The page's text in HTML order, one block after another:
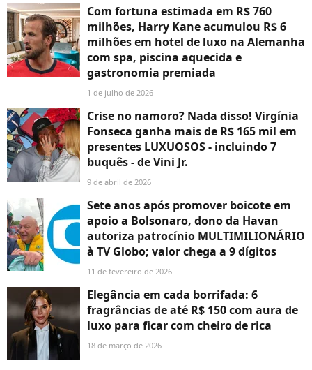
Com fortuna estimada em R$ 760
milhões, Harry Kane acumulou R$ 6
milhões em hotel de luxo na Alemanha
com spa, piscina aquecida e
gastronomia premiada
1 de julho de 2026
Crise no namoro? Nada disso! Virgínia
Fonseca ganha mais de R$ 165 mil em
presentes LUXUOSOS - incluindo 7
buquês - de Vini Jr.
9 de abril de 2026
Sete anos após promover boicote em
apoio a Bolsonaro, dono da Havan
autoriza patrocínio MULTIMILIONÁRIO
à TV Globo; valor chega a 9 dígitos
11 de fevereiro de 2026
Elegância em cada borrifada: 6
fragrâncias de até R$ 150 com aura de
luxo para ficar com cheiro de rica
18 de março de 2026